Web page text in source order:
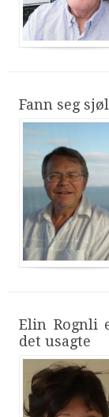
Fann seg
Elin Rognli
det usagte